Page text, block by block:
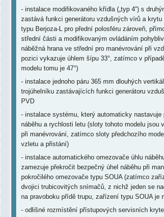
- instalace modifikovaného křídla („typ 4“) s
zastává funkci generátoru vzdušných vírů a
typu Berjoza-L pro přední polosféru zároveň,
střední části a modifikovaným ovládáním
náběžná hrana ve střední pro manévrování při
pozici vykazuje úhlem šípu 33°, zatímco v
modelu tomu je 47°)
- instalace jednoho páru 365 mm dlouhých
trojúhelníku zastávajících funkci generátoru
PVD
- instalace systému, který automaticky
náběhu a rychlosti letu (sloty tohoto modelu jsou
při manévrování, zatímco sloty předchozího
vzletu a přistání)
- instalace automatického omezovače úhlu
zamezuje překročit bezpečný úhel náběhu při
pokročilého omezovače typu SOUA (zatímco
dvojici trubicovitých snímačů, z nichž jeden se
na pravoboku přídě trupu, zařízení typu SOUA je
- odlišné rozmístění přístupových servisních